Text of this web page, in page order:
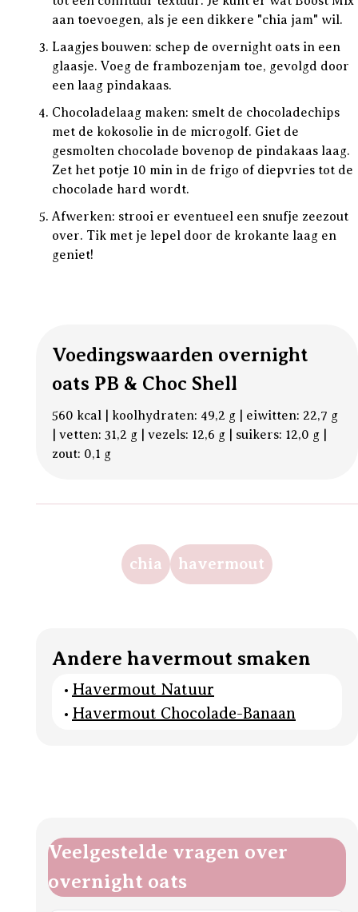
aan toevoegen, als je een dikkere "chia jam" wil.
Laagjes bouwen: schep de overnight oats in een
glaasje. Voeg de frambozenjam toe, gevolgd door
een laag pindakaas.
Chocoladelaag maken: smelt de chocoladechips
met de kokosolie in de microgolf. Giet de
gesmolten chocolade bovenop de pindakaas laag.
Zet het potje 10 min in de frigo of diepvries tot de
chocolade hard wordt.
Afwerken: strooi er eventueel een snufje zeezout
over. Tik met je lepel door de krokante laag en
geniet!
Voedingswaarden overnight
oats PB & Choc Shell
560 kcal | koolhydraten: 49,2 g | eiwitten: 22,7 g
| vetten: 31,2 g | vezels: 12,6 g | suikers: 12,0 g |
zout: 0,1 g
chia havermout
Andere havermout smaken
Havermout Natuur
Havermout Chocolade-Banaan
Veelgestelde vragen over
overnight oats